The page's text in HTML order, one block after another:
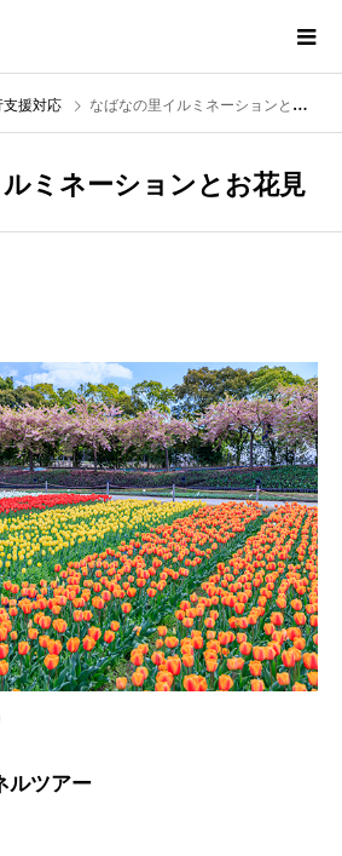
援対応 なばなの里イルミネーションとお花見
ミネーションとお花見
ルツアー